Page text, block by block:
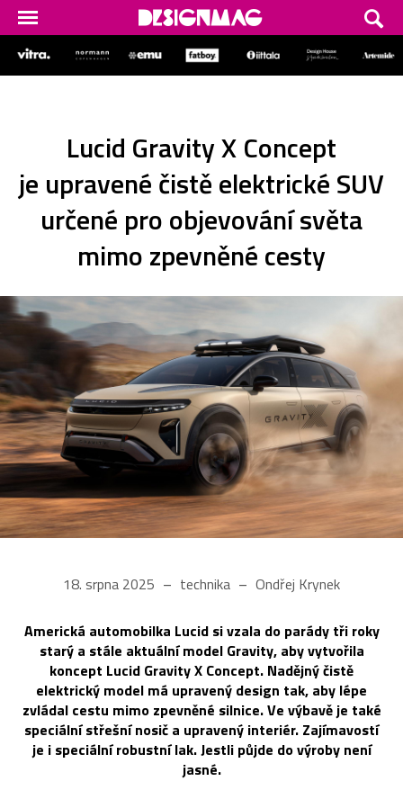
Lucid Gravity X Concept
je upravené čistě elektrické SUV
určené pro objevování světa
mimo zpevněné cesty
18. srpna 2025 technika Ondřej Krynek
Americká automobilka Lucid si vzala do parády tři roky
starý a stále aktuální model Gravity, aby vytvořila
koncept Lucid Gravity X Concept. Nadějný čistě
elektrický model má upravený design tak, aby lépe
zvládal cestu mimo zpevněné silnice. Ve výbavě je také
speciální střešní nosič a upravený interiér. Zajímavostí
je i speciální robustní lak. Jestli půjde do výroby není
jasné.